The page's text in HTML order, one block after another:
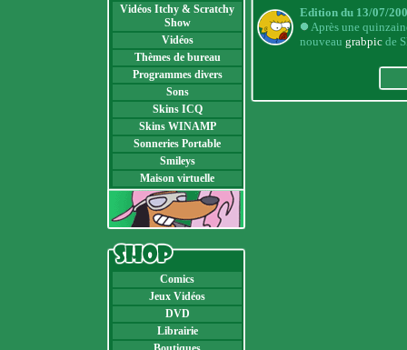
Vidéos Itchy & Scratchy
Show
Vidéos
Thèmes de bureau
Programmes divers
Sons
Skins ICQ
Skins WINAMP
Sonneries Portable
Smileys
Maison virtuelle
Comics
Jeux Vidéos
DVD
Librairie
Edition du 13/07/
Après une
nouveau grabpic de